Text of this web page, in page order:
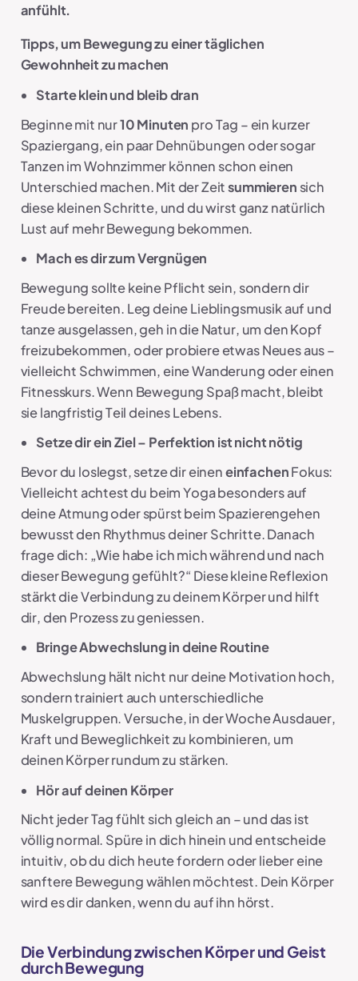
anfühlt.
Tipps, um Bewegung zu einer täglichen
Gewohnheit zu machen
Starte klein und bleib dran
Beginne mit nur10 Minuten pro Tag – ein kurzer
Spaziergang, ein paar Dehnübungen oder sogar
Tanzen im Wohnzimmer können schon einen
Unterschied machen. Mit der Zeitsummieren sich
diese kleinen Schritte, und du wirst ganz natürlich
Lust auf mehr Bewegung bekommen.
Mach es dir zum Vergnügen
Bewegung sollte keine Pflicht sein, sondern dir
Freude bereiten. Leg deine Lieblingsmusik auf und
tanze ausgelassen, geh in die Natur, um den Kopf
freizubekommen, oder probiere etwas Neues aus –
vielleicht Schwimmen, eine Wanderung oder einen
Fitnesskurs. Wenn Bewegung Spaß macht, bleibt
sie langfristig Teil deines Lebens.
Setze dir ein Ziel – Perfektion ist nicht nötig
Bevor du loslegst, setze dir eineneinfachenFokus:
Vielleicht achtest du beim Yoga besonders auf
deine Atmung oder spürst beim Spazierengehen
bewusst den Rhythmus deiner Schritte. Danach
frage dich: „Wie habe ich mich während und nach
dieser Bewegung gefühlt?“ Diese kleine Reflexion
stärkt die Verbindung zu deinem Körper und hilft
dir, den Prozess zu geniessen.
Bringe Abwechslung in deine Routine
Abwechslung hält nicht nur deine Motivation hoch,
sondern trainiert auch unterschiedliche
Muskelgruppen. Versuche, in der Woche Ausdauer,
Kraft und Beweglichkeit zu kombinieren, um
deinen Körper rundum zu stärken.
Hör auf deinen Körper
Nicht jeder Tag fühlt sich gleich an – und das ist
völlig normal. Spüre in dich hinein und entscheide
intuitiv, ob du dich heute fordern oder lieber eine
sanftere Bewegung wählen möchtest. Dein Körper
wird es dir danken, wenn du auf ihn hörst.
Die Verbindung zwischen Körper und Geist
durch Bewegung